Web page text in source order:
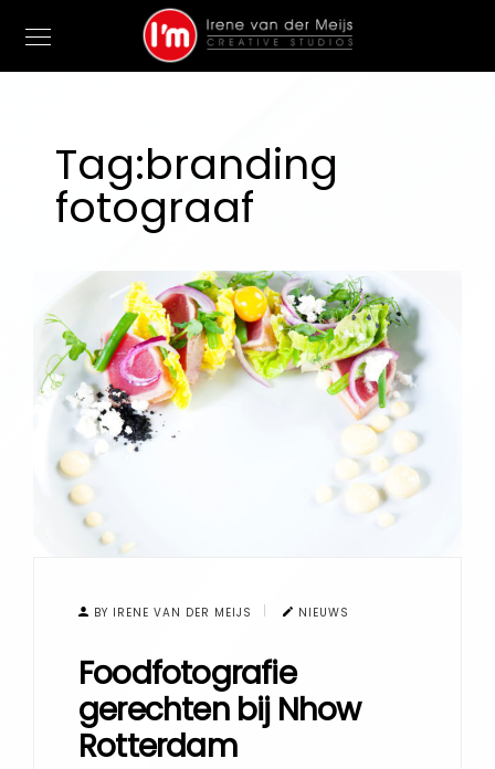
Tag:branding
fotograaf
BY IRENE VAN DER MEIJS NIEUWS
Foodfotografie
gerechten bij Nhow
Rotterdam